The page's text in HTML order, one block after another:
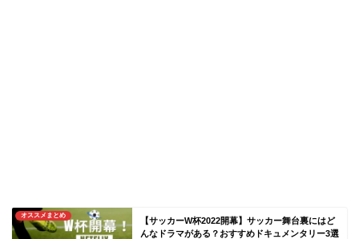
オススメまとめ
【サッカーW杯2022開幕】サッカー舞台裏にはど
んなドラマがある？おすすめドキュメンタリー3選